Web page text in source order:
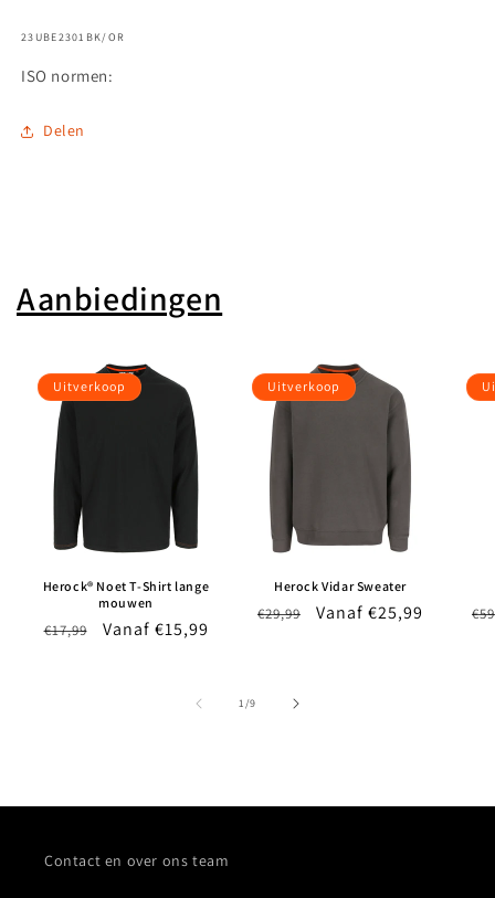
SKU:
23UBE2301BK/OR
ISO normen:
Delen
Aanbiedingen
Uitverkoop
Herock® Noet T-Shirt lange
mouwen
Normale
€17,99 Aanbiedingsprijs
Vanaf €15,99
Uitverkoop
Herock Vidar Sweater
Normale
€29,99 Aanbiedingsprijs
Vanaf €25,99
1/van
9
Contact en over ons team